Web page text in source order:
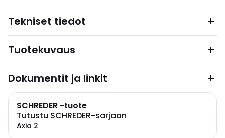
Tekniset tiedot
Tuotekuvaus
Dokumentit ja linkit
SCHREDER -tuote
Tutustu SCHREDER-sarjaan
Axia 2